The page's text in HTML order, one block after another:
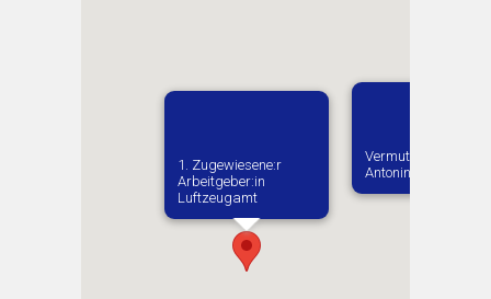
Vermutlich geboren
Antoniny
1. Zugewiesene:r
Arbeitgeber:in​
Luftzeugamt